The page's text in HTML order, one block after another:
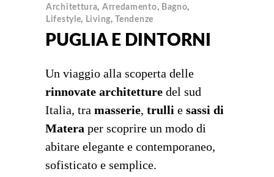
Architettura, Arredamento, Bagno,
Lifestyle, Living, Tendenze
PUGLIA E DINTORNI
Un viaggio alla scoperta delle
rinnovate architetture del sud
Italia, tra masserie, trulli e sassi di
Matera per scoprire un modo di
abitare elegante e contemporaneo,
sofisticato e semplice.